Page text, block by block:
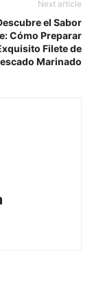
Next article
el Sabor
Cómo Preparar
Filete de
Marinado